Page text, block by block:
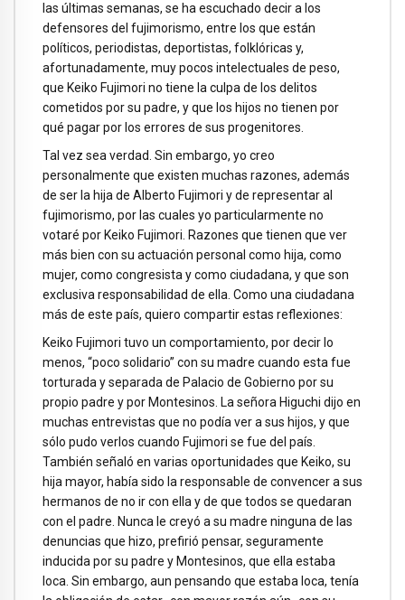
las últimas semanas, se ha escuchado decir a los
defensores del fujimorismo, entre los que están
políticos, periodistas, deportistas, folklóricas y,
afortunadamente, muy pocos intelectuales de peso,
que Keiko Fujimori no tiene la culpa de los delitos
cometidos por su padre, y que los hijos no tienen por
qué pagar por los errores de sus progenitores.
Tal vez sea verdad. Sin embargo, yo creo
personalmente que existen muchas razones, además
de ser la hija de Alberto Fujimori y de representar al
fujimorismo, por las cuales yo particularmente no
votaré por Keiko Fujimori. Razones que tienen que ver
más bien con su actuación personal como hija, como
mujer, como congresista y como ciudadana, y que son
exclusiva responsabilidad de ella. Como una ciudadana
más de este país, quiero compartir estas reflexiones:
Keiko Fujimori tuvo un comportamiento, por decir lo
menos, “poco solidario” con su madre cuando esta fue
torturada y separada de Palacio de Gobierno por su
propio padre y por Montesinos. La señora Higuchi dijo en
muchas entrevistas que no podía ver a sus hijos, y que
sólo pudo verlos cuando Fujimori se fue del país.
También señaló en varias oportunidades que Keiko, su
hija mayor, había sido la responsable de convencer a sus
hermanos de no ir con ella y de que todos se quedaran
con el padre. Nunca le creyó a su madre ninguna de las
denuncias que hizo, prefirió pensar, seguramente
inducida por su padre y Montesinos, que ella estaba
loca. Sin embargo, aun pensando que estaba loca, tenía